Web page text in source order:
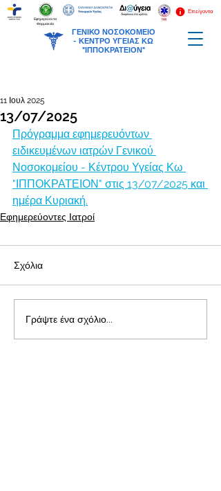
ΓΕΝΙΚΟ ΝΟΣΟΚΟΜΕΙΟ
- ΚΕΝΤΡΟ ΥΓΕΙΑΣ ΚΩ
"ΙΠΠΟΚΡΑΤΕΙΟΝ"
Επείγοντα
Εφημερεύοντα
Φαρμακεία
13/07/2025
11 Ιουλ 2025
Πρόγραμμα εφημερευόντων
ειδικευμένων ιατρών Γενικού
Νοσοκομείου - Κέντρου Υγείας Κω
"ΙΠΠΟΚΡΑΤΕΙΟΝ" στις 13/07/2025 και
ημέρα Κυριακή.
Εφημερεύοντες Ιατροί
Σχόλια
Γράψτε ένα σχόλιο...